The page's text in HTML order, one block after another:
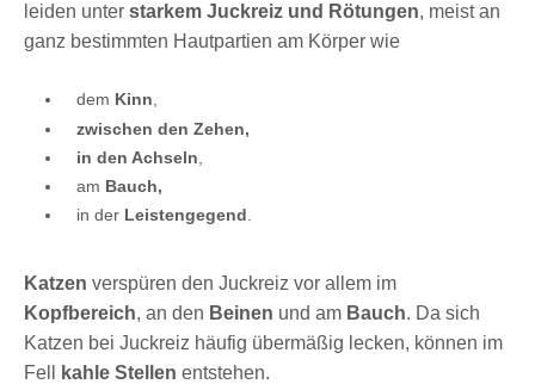
leiden unter starkem Juckreiz und Rötungen, meist an
ganz bestimmten Hautpartien am Körper wie
dem Kinn,
zwischen den Zehen,
in den Achseln
am Bauch,
in der Leistengegend.
Katzen verspüren den Juckreiz vor allem im
Kopfbereich, an den Beinen und am Bauch. Da sich
Katzen bei Juckreiz häufig übermäßig lecken, können im
Fell
kahle Stellen entstehen.